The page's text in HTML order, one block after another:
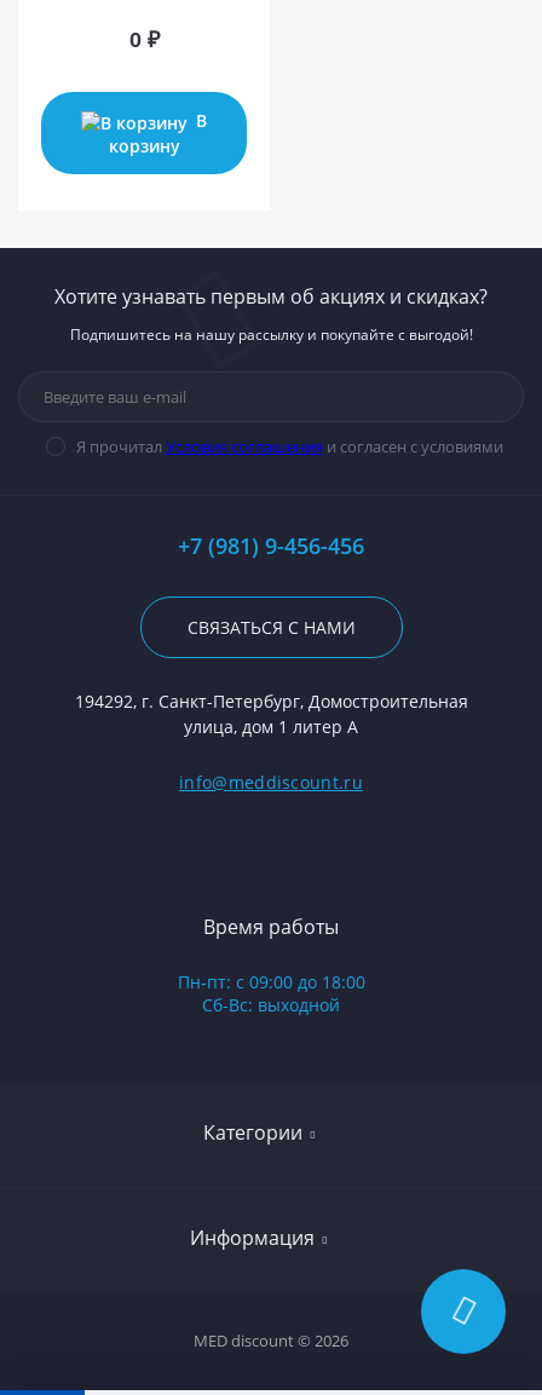
0 ₽
В
корзину
Хотите узнавать первым об акциях и скидках?
Подпишитесь на нашу рассылку и покупайте с выгодой!
Я прочитал Условия соглашения и согласен с условиями
+7 (981) 9-456-456
СВЯЗАТЬСЯ С НАМИ
194292, г. Санкт-Петербург, Домостроительная
улица, дом 1 литер А
info@meddiscount.ru
Категории
Гинекология
Информация
Отзывы
Время работы
Пн-пт: с 09:00 до 18:00
Сб-Вс: выходной
MED discount © 2026